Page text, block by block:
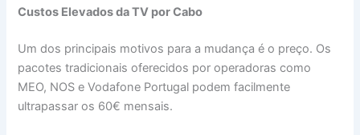
Custos Elevados da TV por Cabo
Um dos principais motivos para a mudança é o preço. Os
pacotes tradicionais oferecidos por operadoras como
MEO, NOS eVodafone Portugal podem facilmente
ultrapassar os 60€ mensais.